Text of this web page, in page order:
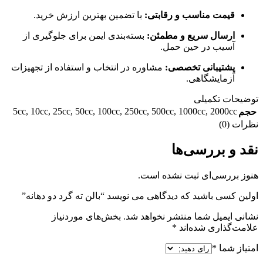
قیمت مناسب و رقابتی: با تضمین بهترین ارزش خرید.
ارسال سریع و مطمئن: بسته‌بندی ایمن برای جلوگیری از
آسیب در حین حمل.
پشتیبانی تخصصی: مشاوره در انتخاب و استفاده از تجهیزات
آزمایشگاهی.
توضیحات تکمیلی
حجم
5cc, 10cc, 25cc, 50cc, 100cc, 250cc, 500cc, 1000cc, 2000cc
نظرات (0)
نقد و بررسی‌ها
هنوز بررسی‌ای ثبت نشده است.
اولین کسی باشید که دیدگاهی می نویسد “بالن ته گرد دو دهانه”
نشانی ایمیل شما منتشر نخواهد شد. بخش‌های موردنیاز
علامت‌گذاری شده‌اند *
امتیاز شما *